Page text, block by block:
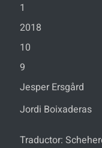
1
2018
10
9
Jesper Ersgård
Jordi Boixaderas
Traductor: